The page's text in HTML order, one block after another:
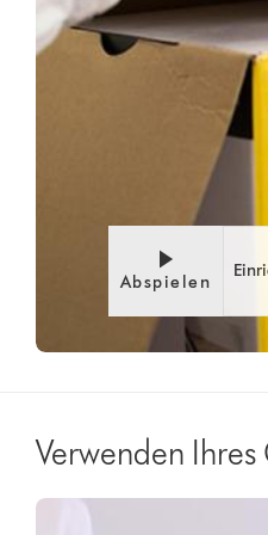
Abspielen
Verwenden